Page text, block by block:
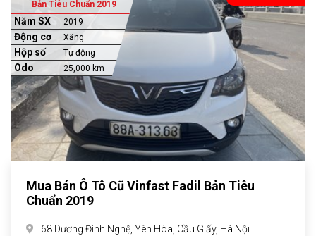
Bản Tiêu Chuẩn 2019
Năm SX 2019
Động cơ Xăng
Hộp số Tự động
Odo 25,000 km
Mua Bán Ô Tô Cũ Vinfast Fadil Bản Tiêu
Chuẩn 2019
68 Dương Đình Nghệ, Yên Hòa, Cầu Giấy, Hà Nội